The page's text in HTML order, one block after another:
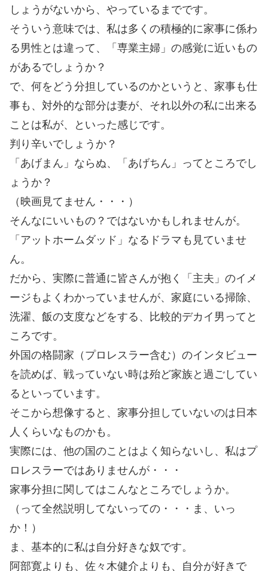
しょうがないから、やっているまでです。
そういう意味では、私は多くの積極的に家事に係わ
る男性とは違って、「専業主婦」の感覚に近いもの
があるでしょうか？
で、何をどう分担しているのかというと、家事も仕
事も、対外的な部分は妻が、それ以外の私に出来る
ことは私が、といった感じです。
判り辛いでしょうか？
「あげまん」ならぬ、「あげちん」ってところでし
ょうか？
（映画見てません・・・）
そんなにいいもの？ではないかもしれませんが。
「アットホームダッド」なるドラマも見ていませ
ん。
だから、実際に普通に皆さんが抱く「主夫」のイメ
ージもよくわかっていませんが、家庭にいる掃除、
洗濯、飯の支度などをする、比較的デカイ男ってと
ころです。
外国の格闘家（プロレスラー含む）のインタビュー
を読めば、戦っていない時は殆ど家族と過ごしてい
るといっています。
そこから想像すると、家事分担していないのは日本
人くらいなものかも。
実際には、他の国のことはよく知らないし、私はプ
ロレスラーではありませんが・・・
家事分担に関してはこんなところでしょうか。
（って全然説明してないっての・・・ま、いっ
か！）
ま、基本的に私は自分好きな奴です。
阿部寛よりも、佐々木健介よりも、自分が好きで